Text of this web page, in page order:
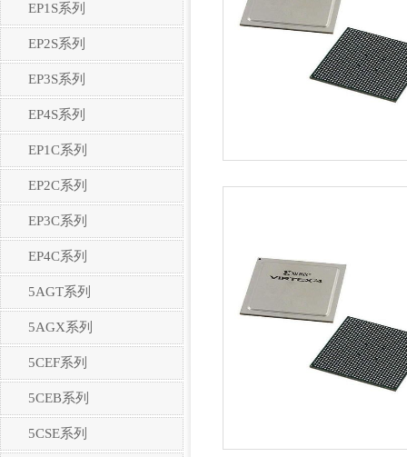
EP1S系列
EP2S系列
EP3S系列
EP4S系列
EP1C系列
EP2C系列
EP3C系列
EP4C系列
5AGT系列
5AGX系列
5CEF系列
5CEB系列
5CSE系列